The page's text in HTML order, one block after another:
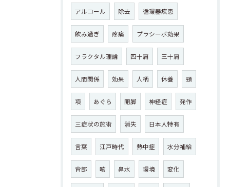
アルコール 除去 循環器疾患
飲み過ぎ 疼痛 プラシーボ効果
フラクタル理論 四十肩 三十肩
人間関係 効果 人柄 休養 頸
項 あぐら 開脚 神経症 発作
三症状の施術 消失 日本人特有
言葉 江戸時代 熱中症 水分補給
背部 咳 鼻水 環境 変化